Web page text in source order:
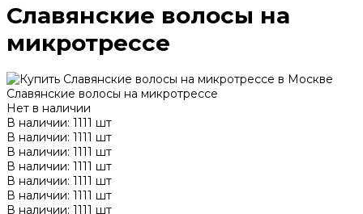
Славянские волосы на
микротрессе
Славянские волосы на микротрессе
Нет в наличии
В наличии: 1111 шт
В наличии: 1111 шт
В наличии: 1111 шт
В наличии: 1111 шт
В наличии: 1111 шт
В наличии: 1111 шт
В наличии: 1111 шт